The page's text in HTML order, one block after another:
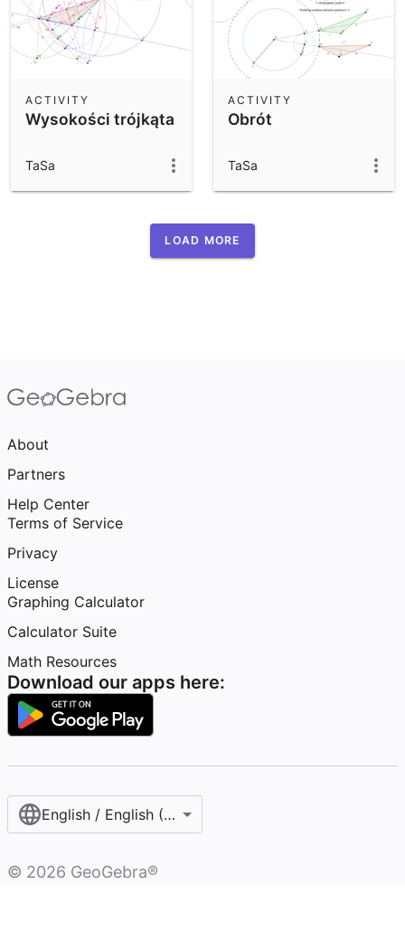
Wysokości trójkąta
ACTIVITY
TaSa
Obrót
ACTIVITY
TaSa
LOAD MORE
About
Partners
Help Center
Terms of Service
Privacy
License
Graphing Calculator
Calculator Suite
Math Resources
Download our apps here:
English / English (United States)
© 2026 GeoGebra®